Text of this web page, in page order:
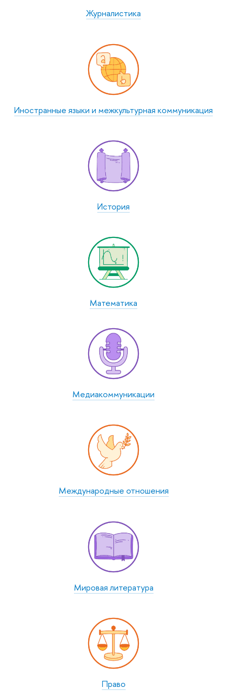
Журналистика
Иностранные языки и межкультурная коммуникация
История
Математика
Медиаком­муникации
Между­народные отношения
Мировая литература
Право